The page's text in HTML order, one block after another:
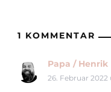
1 KOMMENTAR
Papa / Henrik
26. Februar 2022